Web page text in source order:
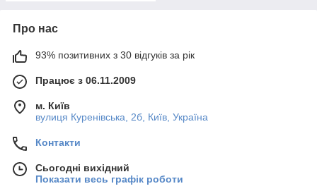
Про нас
93% позитивних з 30 відгуків за рік
Працює з 06.11.2009
м. Київ
вулиця Куренівська, 2б, Київ, Україна
Контакти
Сьогодні вихідний
Показати весь графік роботи